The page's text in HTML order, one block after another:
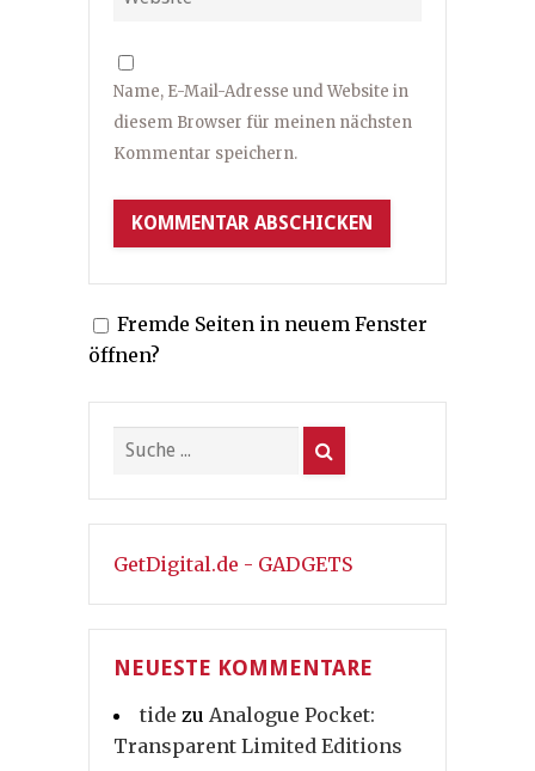
Name, E-Mail-Adresse und Website in
diesem Browser für meinen nächsten
Kommentar speichern.
Fremde Seiten in neuem Fenster
öffnen?
GetDigital.de - GADGETS
NEUESTE KOMMENTARE
tide zu Analogue Pocket:
Transparent Limited Editions